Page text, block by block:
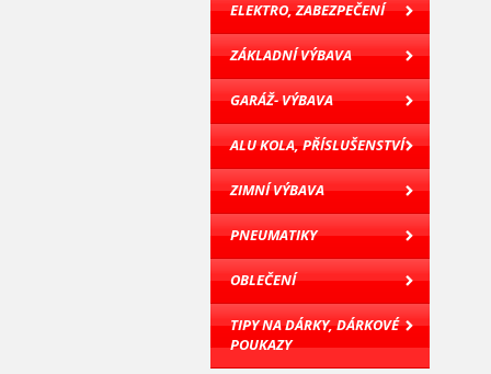
ELEKTRO, ZABEZPEČENÍ
ZÁKLADNÍ VÝBAVA
GARÁŽ- VÝBAVA
ALU KOLA, PŘÍSLUŠENSTVÍ
ZIMNÍ VÝBAVA
PNEUMATIKY
OBLEČENÍ
TIPY NA DÁRKY, DÁRKOVÉ
POUKAZY